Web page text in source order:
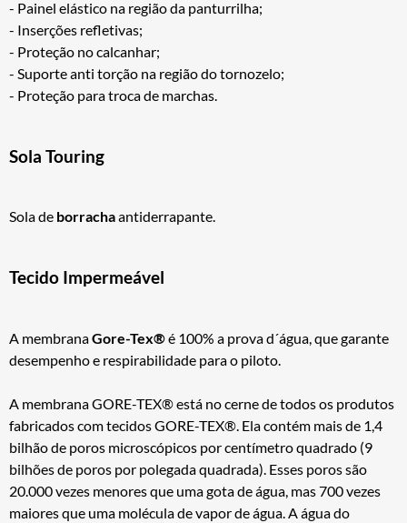
- Painel elástico na região da panturrilha;
- Inserções refletivas;
- Proteção no calcanhar;
- Suporte anti torção na região do tornozelo;
- Proteção para troca de marchas.
Sola Touring
Sola de borrachaantiderrapante.
Tecido Impermeável
A membranaGore-Tex®é 100% a prova d´água, que garante
desempenho e respirabilidade para o piloto.
A membrana GORE-TEX® está no cerne de todos os produtos
fabricados com tecidos GORE-TEX®. Ela contém mais de 1,4
bilhão de poros microscópicos por centímetro quadrado (9
bilhões de poros por polegada quadrada). Esses poros são
20.000 vezes menores que uma gota de água, mas 700 vezes
maiores que uma molécula de vapor de água. A água do